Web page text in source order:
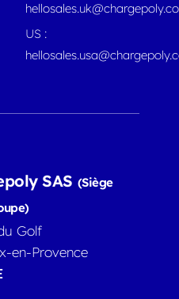
US :
SAS (Siège
Golf
en-Provence